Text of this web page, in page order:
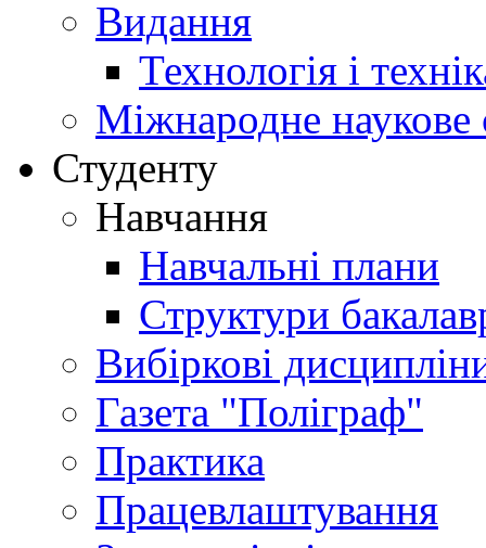
Видання
Технологія і
Міжнародне наукове
Студенту
Навчання
Навчальні плани
Структури
Вибіркові
Газета "Поліграф"
Практика
Працевлаштування